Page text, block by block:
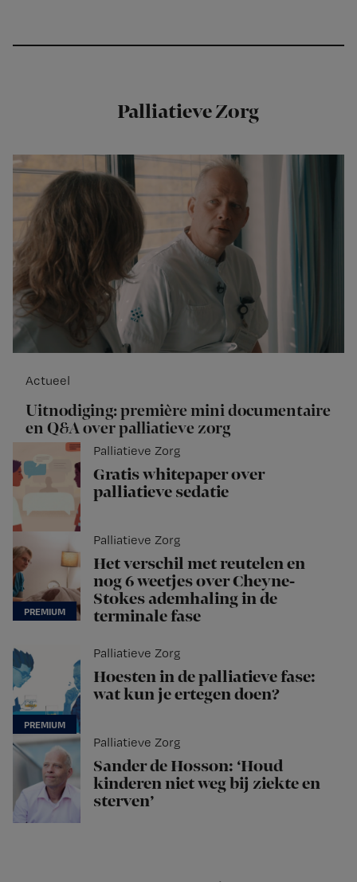
Palliatieve Zorg
Actueel
Uitnodiging: première mini documentaire
en Q&A over palliatieve zorg
Palliatieve Zorg
Gratis whitepaper over
palliatieve sedatie
Palliatieve Zorg
Het verschil met reutelen en
nog 6 weetjes over Cheyne-
Stokes ademhaling in de
terminale fase
Palliatieve Zorg
Hoesten in de palliatieve fase:
wat kun je ertegen doen?
Palliatieve Zorg
Sander de Hosson: ‘Houd
kinderen niet weg bij ziekte en
sterven’